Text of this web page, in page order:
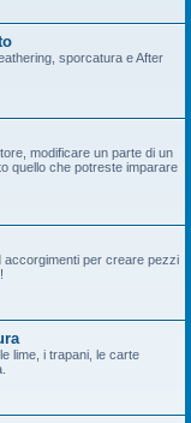
sporcatura e After
modificare un parte di un
quello che potreste imparare
per creare pezzi
lime, i trapani, le carte